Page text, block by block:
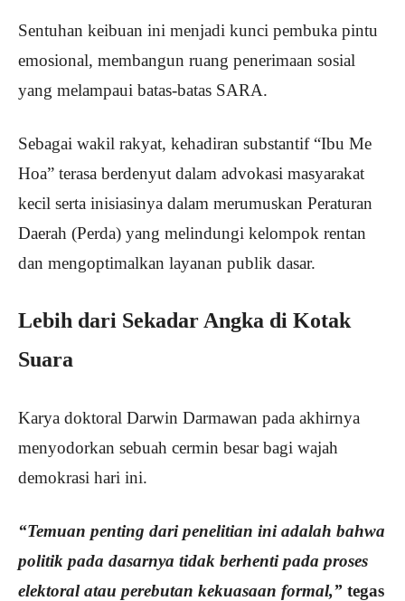
Sentuhan keibuan ini menjadi kunci pembuka pintu
emosional, membangun ruang penerimaan sosial
yang melampaui batas-batas SARA.
Sebagai wakil rakyat, kehadiran substantif “Ibu Me
Hoa” terasa berdenyut dalam advokasi masyarakat
kecil serta inisiasinya dalam merumuskan Peraturan
Daerah (Perda) yang melindungi kelompok rentan
dan mengoptimalkan layanan publik dasar.
Lebih dari Sekadar Angka di Kotak
Suara
Karya doktoral Darwin Darmawan pada akhirnya
menyodorkan sebuah cermin besar bagi wajah
demokrasi hari ini.
“Temuan penting dari penelitian ini adalah bahwa
politik pada dasarnya tidak berhenti pada proses
elektoral atau perebutan kekuasaan formal,” tegas